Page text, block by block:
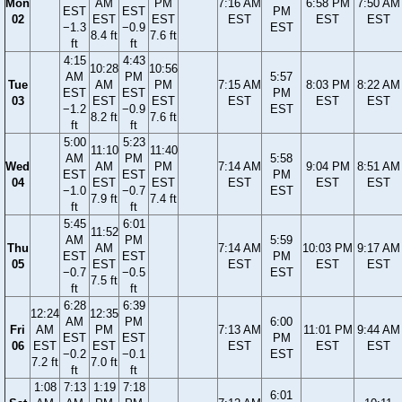
Mon
02
EST
−1.3
ft
AM
EST
8.4 ft
EST
−0.9
ft
PM
EST
7.6 ft
7:16 AM
EST
PM
EST
6:58 PM
EST
7:50 AM
EST
Tue
03
4:15
AM
EST
−1.2
ft
10:28
AM
EST
8.2 ft
4:43
PM
EST
−0.9
ft
10:56
PM
EST
7.6 ft
7:15 AM
EST
5:57
PM
EST
8:03 PM
EST
8:22 AM
EST
Wed
04
5:00
AM
EST
−1.0
ft
11:10
AM
EST
7.9 ft
5:23
PM
EST
−0.7
ft
11:40
PM
EST
7.4 ft
7:14 AM
EST
5:58
PM
EST
9:04 PM
EST
8:51 AM
EST
Thu
05
5:45
AM
EST
−0.7
ft
11:52
AM
EST
7.5 ft
6:01
PM
EST
−0.5
ft
7:14 AM
EST
5:59
PM
EST
10:03 PM
EST
9:17 AM
EST
Fri
06
12:24
AM
EST
7.2 ft
6:28
AM
EST
−0.2
ft
12:35
PM
EST
7.0 ft
6:39
PM
EST
−0.1
ft
7:13 AM
EST
6:00
PM
EST
11:01 PM
EST
9:44 AM
EST
1:08 7:13
1:19 7:18
6:01